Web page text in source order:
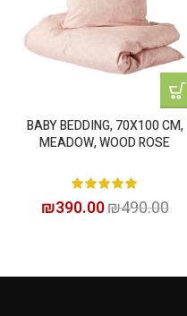
BABY BEDDING, 70X100 CM,
MEADOW, WOOD ROSE
₪490.00
₪390.00